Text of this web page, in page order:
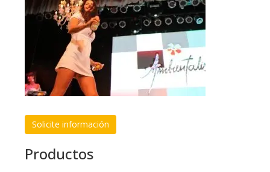
Solicite información
Productos